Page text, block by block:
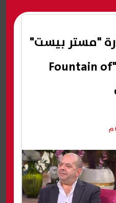
"مستر بيست"
والفيلم العالمي "Fountain of